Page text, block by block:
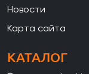
Новости
Карта сайта
КАТАЛОГ